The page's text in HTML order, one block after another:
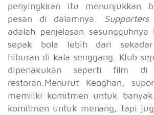
penyingkiran itu menunjukkan
pesan di dalamnya.
adalah penjelasan
sepak bola lebih dari
hiburan di kala senggang. Klub
diperlakukan seperti film di
restoran.Menurut Keoghan,
memiliki komitmen untuk
komitmen untuk menang, tapi